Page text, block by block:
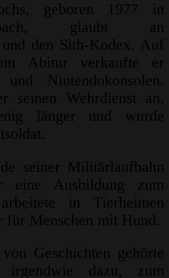
geboren 1977 in
glaubt an
den Sith-Kodex. Auf
Abitur verkaufte er
und Nintendokonsolen.
seinen Wehrdienst an,
länger und wurde
seiner Militärlaufbahn
eine Ausbildung zum
in Tierheimen
für Menschen mit Hund.
Geschichten gehörte
dazu, zum